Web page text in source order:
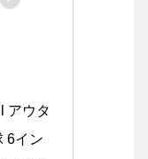
アウタ
6イン